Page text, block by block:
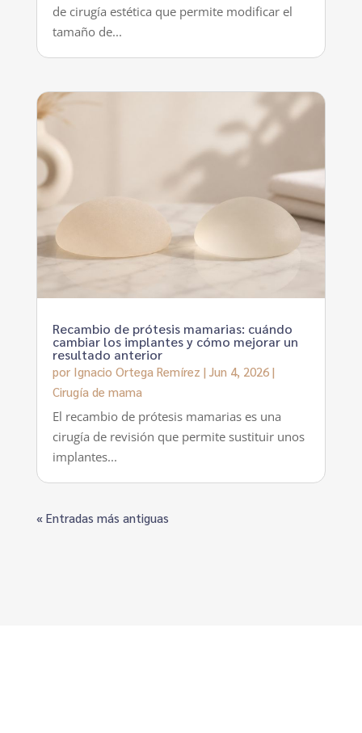
de cirugía estética que permite modificar el
tamaño de...
Recambio de prótesis mamarias: cuándo
cambiar los implantes y cómo mejorar un
resultado anterior
por Ignacio Ortega Remírez | Jun 4, 2026|
Cirugía de mama
El recambio de prótesis mamarias es una
cirugía de revisión que permite sustituir unos
implantes...
« Entradas más antiguas